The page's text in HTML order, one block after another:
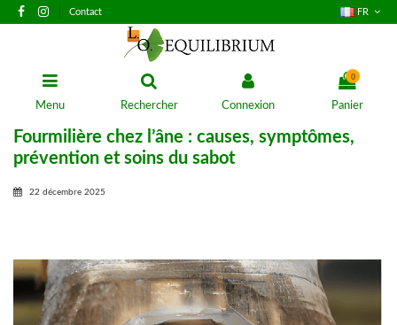
Contact FR
Menu Rechercher Connexion
0
Panier
Fourmilière chez l’âne : causes, symptômes,
prévention et soins du sabot
22 décembre 2025